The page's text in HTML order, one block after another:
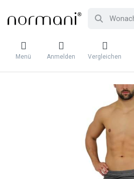
Menü Anmelden Vergleichen